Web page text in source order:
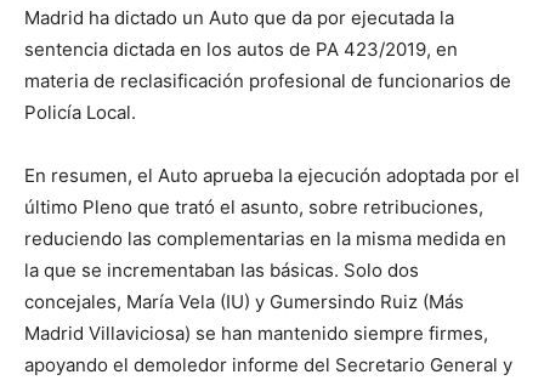
Madrid ha dictado un Auto que da por ejecutada la
sentencia dictada en los autos de PA 423/2019, en
materia de reclasificación profesional de funcionarios de
Policía Local.
En resumen, el Auto aprueba la ejecución adoptada por el
último Pleno que trató el asunto, sobre retribuciones,
reduciendo las complementarias en la misma medida en
la que se incrementaban las básicas. Solo dos
concejales, María Vela (IU) y Gumersindo Ruiz (Más
Madrid Villaviciosa) se han mantenido siempre firmes,
apoyando el demoledor informe del Secretario General y